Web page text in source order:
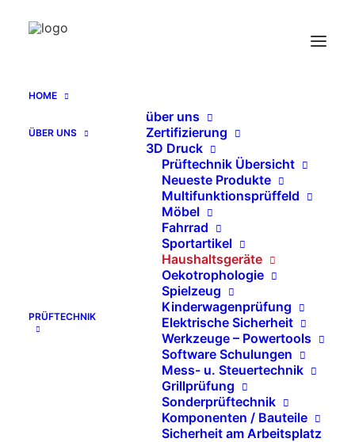
HOME
ÜBER UNS
über uns
Zertifizierung
3D Druck
PRÜFTECHNIK
Prüftechnik Übersicht
Neueste Produkte
Multifunktionsprüffeld
Möbel
Fahrrad
Sportartikel
Haushaltsgeräte
Oekotrophologie
Spielzeug
Kinderwagenprüfung
Elektrische Sicherheit
Werkzeuge – Powertools
Software Schulungen
Mess- u. Steuertechnik
Grillprüfung
Sonderprüftechnik
Komponenten / Bauteile
Sicherheit am Arbeitsplatz
Bieber® Prüfmittel Ermüdungsprüfung von
Topfgriffen
Home
Bieber® Prüfmittel Ermüdungsprüfung von Topfgriffen